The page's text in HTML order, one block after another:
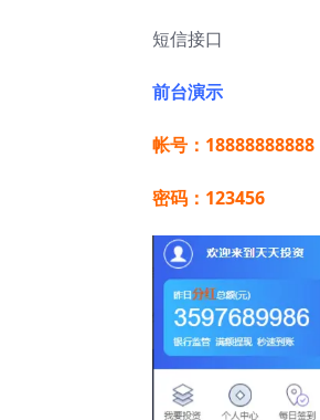
短信接口
前台演示
帐号：18888888888
密码：123456